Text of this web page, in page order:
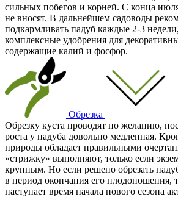
сильных побегов и корней. С конца
не вносят. В дальнейшем садоводы
подкармливать падуб каждые 2-3
комплексные удобрения для
содержащие калий и фосфор.
Обрезка
Обрезку куста проводят по желанию,
роста у падуба довольно медленная.
природы обладает правильными
«стрижку» выполняют, только если
крупным. Но если решено обрезать
в период окончания его плодоношения,
наступает время начала нового сезона